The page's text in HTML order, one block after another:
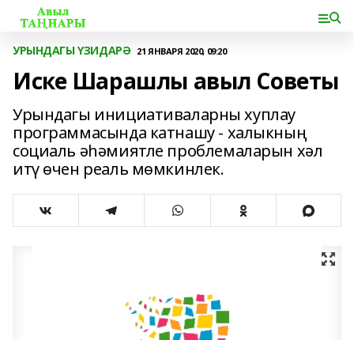
УРЫНДАГЫ ҮЗИДАРӘ 21 ЯНВАРЯ 2020, 09:20
Иске Шарашлы авыл Советы
Урындагы инициативаларны хуплау
программасында катнашу - халыкның
социаль әһәмиятле проблемаларын хәл
итү өчен реаль мөмкинлек.